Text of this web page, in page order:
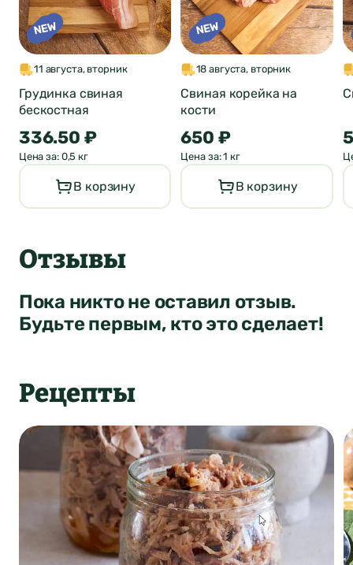
11 августа, вторник
Грудинка свиная
бескостная
336.50 ₽
Цена за: 0,5 кг
В корзину
18 августа, вторник
Свиная корейка на
кости
650 ₽
Цена за: 1 кг
В корзину
Отзывы
Пока никто не оставил отзыв.
Будьте первым, кто это сделает!
Рецепты
Понятно
Нет Да
4
о продукте
ФИО*
Почта*
Ваша оценка
Сообщение
Отправить
Отзыв отправлен
Город был
автоматически
изменен